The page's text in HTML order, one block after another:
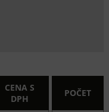
CENA S
DPH
POČET